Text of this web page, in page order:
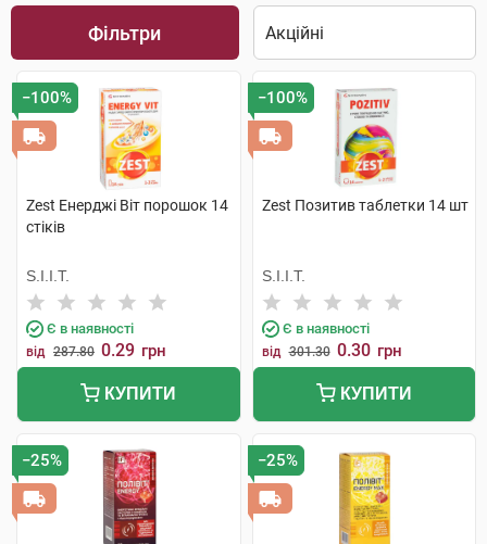
Фільтри
−100%
Zest Енерджі Віт порошок 14
стіків
S.I.I.T.
Є в наявності
від 287.80 0.29 грн
КУПИТИ
−100%
Zest Позитив таблетки 14 шт
S.I.I.T.
Є в наявності
від 301.30 0.30 грн
КУПИТИ
−25% −25%